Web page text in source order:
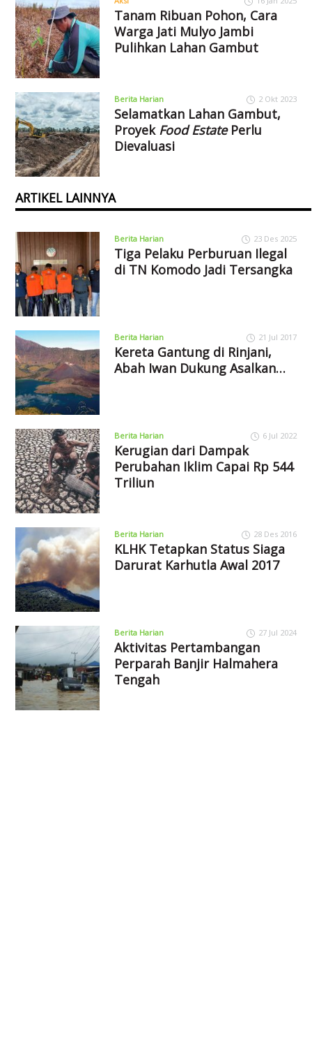
Tanam Ribuan Pohon, Cara
Warga Jati Mulyo Jambi
Pulihkan Lahan Gambut
Berita Harian 2 Okt 2023
Selamatkan Lahan Gambut,
Proyek Food EstatePerlu
Dievaluasi
ARTIKEL LAINNYA
Berita Harian 23 Des 2025
Tiga Pelaku Perburuan Ilegal
di TN Komodo Jadi Tersangka
Berita Harian 21 Jul 2017
Kereta Gantung di Rinjani,
Abah Iwan Dukung Asalkan…
Berita Harian 6 Jul 2022
Kerugian dari Dampak
Perubahan Iklim Capai Rp 544
Triliun
Berita Harian 28 Des 2016
KLHK Tetapkan Status Siaga
Darurat Karhutla Awal 2017
Berita Harian 27 Jul 2024
Aktivitas Pertambangan
Perparah Banjir Halmahera
Tengah